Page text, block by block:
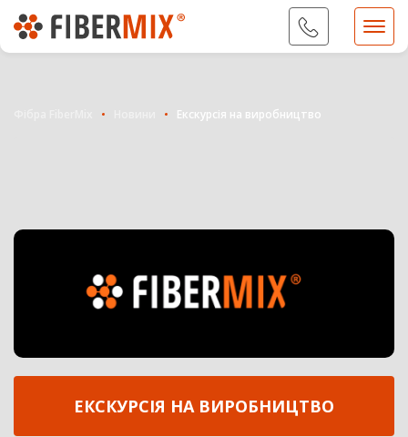
Екскурсія на виробництво
ЕКСКУРСІЯ НА ВИРОБНИЦТВО